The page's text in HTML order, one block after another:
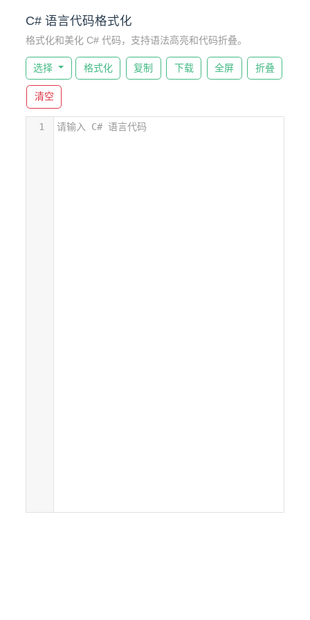
C# 语言代码格式化
格式化和美化 C# 代码，支持语法高亮和代码折叠。
选择 格式化 复制 下载 全屏 折叠
清空
请输入 C# 语言代码
1